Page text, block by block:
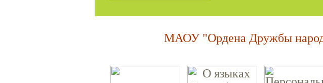
МАОУ "Ордена Дружбы